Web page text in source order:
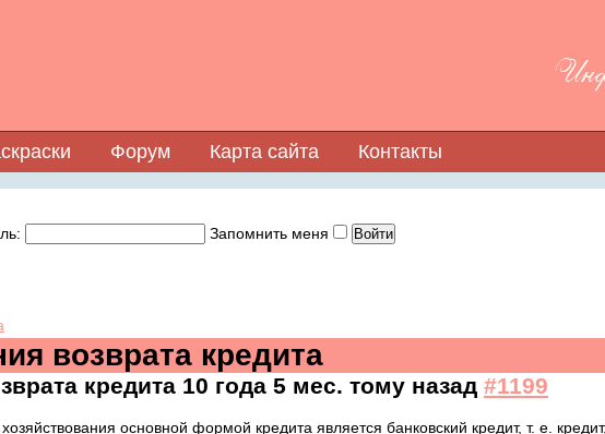
Форум Карта сайта Контакты
Запомнить меня
возврата кредита
кредита 10 года 5 мес. тому назад #1199
основной формой кредита является банковский кредит, т. е.